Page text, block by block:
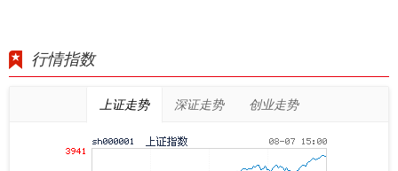
行情指数
上证走势 深证走势 创业走势